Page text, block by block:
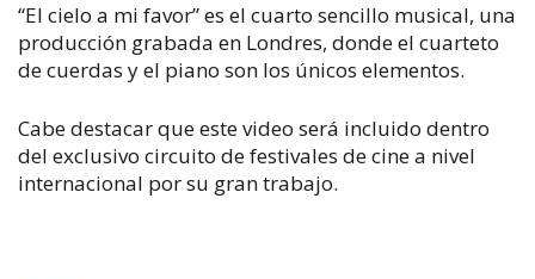
“El cielo a mi favor” es el cuarto sencillo musical, una
producción grabada en Londres, donde el cuarteto
de cuerdas y el piano son los únicos elementos.
Cabe destacar que este video será incluido dentro
del exclusivo circuito de festivales de cine a nivel
internacional por su gran trabajo.